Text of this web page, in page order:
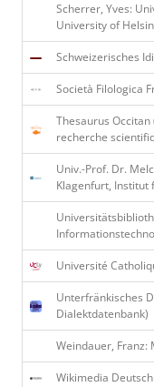
Scherrer, Yves:
University of
Schweizerisches
Società Filologica
Thesaurus Occitan
recherche
Univ.-Prof. Dr.
Klagenfurt, Institut
Université
Unterfränkisches
Dialektdatenbank)
Weindauer, Franz:
Wikimedia